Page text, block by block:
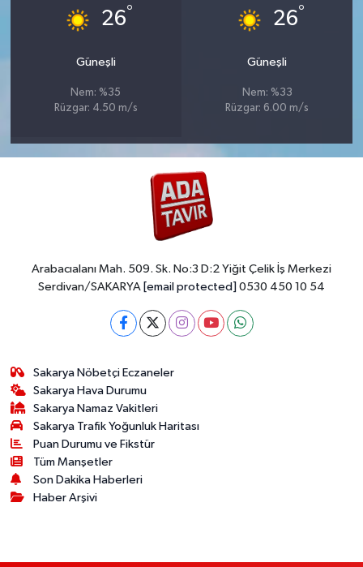
26°
Güneşli
Nem: %35
Rüzgar: 4.50 m/s
26°
Güneşli
Nem: %33
Rüzgar: 6.00 m/s
Arabacıalanı Mah. 509. Sk. No:3 D:2 Yiğit Çelik İş Merkezi
Serdivan/SAKARYA [email protected] 0530 450 10 54
Sakarya Nöbetçi Eczaneler
Sakarya Hava Durumu
Sakarya Namaz Vakitleri
Sakarya Trafik Yoğunluk Haritası
Puan Durumu ve Fikstür
Tüm Manşetler
Son Dakika Haberleri
Haber Arşivi